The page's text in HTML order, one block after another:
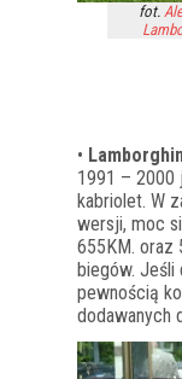
fot.
•
1991 – 2000
kabriolet. W
wersji, moc
655KM. oraz
biegów. Jeśli
pewnością
dodawanych